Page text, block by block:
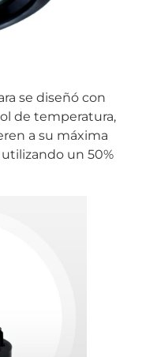
se diseñó con
de temperatura,
a su máxima
un 50%